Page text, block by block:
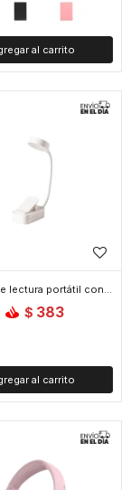
Lámpara de lectura portátil con pinza - Blanco
$ 383